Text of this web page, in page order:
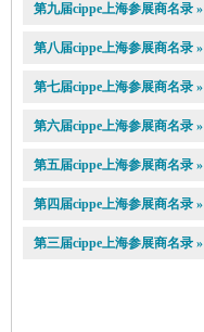
第九届cippe上海参展商名录 »
第八届cippe上海参展商名录 »
第七届cippe上海参展商名录 »
第六届cippe上海参展商名录 »
第五届cippe上海参展商名录 »
第四届cippe上海参展商名录 »
第三届cippe上海参展商名录 »